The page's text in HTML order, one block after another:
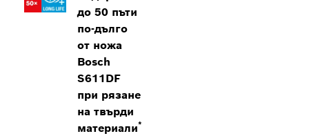
до 50 пъти
по-дълго
от ножа
Bosch
S611DF
при рязане
на твърди
материали*